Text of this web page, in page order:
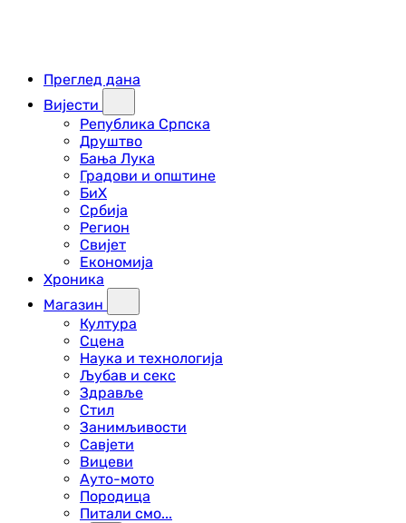
Преглед дана
Вијести
Република Српска
Друштво
Бања Лука
Градови и општине
БиХ
Србија
Регион
Свијет
Економија
Хроника
Магазин
Култура
Сцена
Наука и технологија
Љубав и секс
Здравље
Стил
Занимљивости
Савјети
Вицеви
Ауто-мото
Породица
Питали смо...